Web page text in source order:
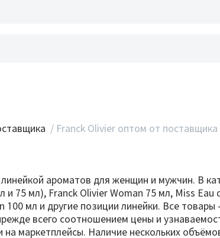
/ Franck Olivier оптом от поставщика
ароматов для женщин и мужчин. В
75 мл), Franck Olivier Woman 75 мл, Miss
мл и другие позиции линейки. Все
всего соотношением цены и
маркетплейсы. Наличие нескольких